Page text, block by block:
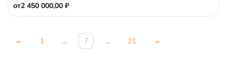
от2 450 000,00 ₽
f
5
← 1 … 7 … 21 →